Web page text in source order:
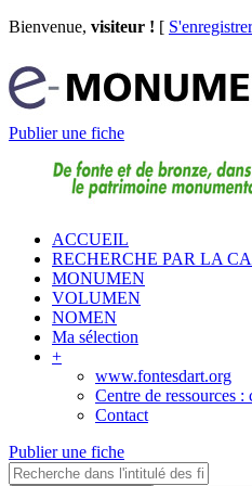
Bienvenue, visiteur ! [ S'enregistrer
Publier une fiche
ACCUEIL
RECHERCHE PAR LA
MONUMEN
VOLUMEN
NOMEN
Ma sélection
+
www.fontesdart.org
Centre de ressources
Contact
Publier une fiche